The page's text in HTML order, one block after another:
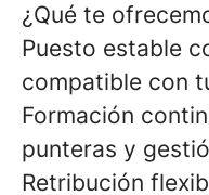
¿Qué te
Puesto estable
compatible con
Formación
punteras y
Retribución